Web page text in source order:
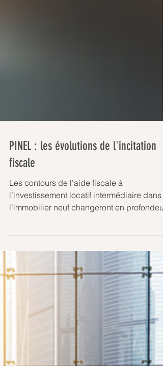
PINEL : les évolutions de l'incitation
fiscale
Les contours de l’aide fiscale à
l’investissement locatif intermédiaire dans
à partir de 2023....